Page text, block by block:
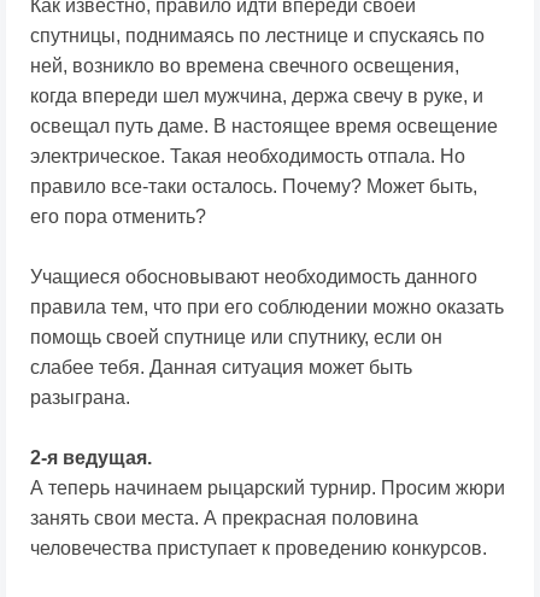
Как известно, правило идти впереди своей
спутницы, поднимаясь по лестнице и спускаясь по
ней, возникло во времена свечного освещения,
когда впереди шел мужчина, держа свечу в руке, и
освещал путь даме. В настоящее время освещение
электрическое. Такая необходимость отпала. Но
правило все-таки осталось. Почему? Может быть,
его пора отменить?
Учащиеся обосновывают необходимость данного
правила тем, что при его соблюдении можно оказать
помощь своей спутнице или спутнику, если он
слабее тебя. Данная ситуация может быть
разыграна.
2-я ведущая.
А теперь начинаем рыцарский турнир. Просим жюри
занять свои места. А прекрасная половина
человечества приступает к проведению конкурсов.